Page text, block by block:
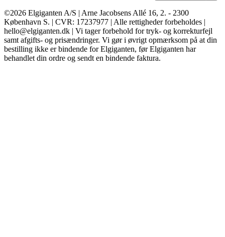
©2026 Elgiganten A/S | Arne Jacobsens Allé 16, 2. - 2300
København S. | CVR: 17237977 | Alle rettigheder forbeholdes |
hello@elgiganten.dk | Vi tager forbehold for tryk- og korrekturfejl
samt afgifts- og prisændringer. Vi gør i øvrigt opmærksom på at din
bestilling ikke er bindende for Elgiganten, før Elgiganten har
behandlet din ordre og sendt en bindende faktura.